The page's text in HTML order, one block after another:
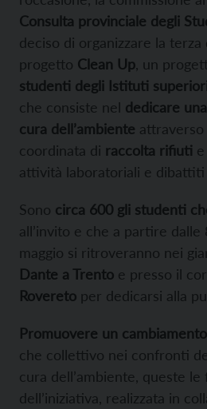
Consulta provinciale degli
deciso di organizzare la terza
progetto Clean Up , un
studenti degli Istituti
che consiste nel dedicare
cura dell’ambiente attraverso
coordinata di raccolta rifiuti
attività laboratoriali e dibattiti
Sono circa 600 gli studenti
all’invito e che a partire dalle
maggio si ritroveranno nei
Dante a Trento e presso il
Rovereto per dedicarsi alla
Promuovere un cambiamento
che collettivo nei confronti
cura dell’ambiente, queste le
dell’iniziativa, realizzata in